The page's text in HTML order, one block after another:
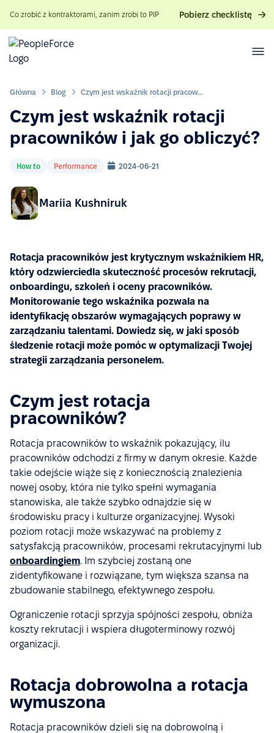
Co zrobić z kontraktorami, zanim zrobi to PIP Pobierz checklistę
Główna Blog Czym jest wskaźnik rotacji pracowników i jak go obliczyć?
Czym jest wskaźnik rotacji
pracowników i jak go obliczyć?
How to Performance 2024-06-21
Mariia Kushniruk
Rotacja pracowników jest krytycznym wskaźnikiem HR,
który odzwierciedla skuteczność procesów rekrutacji,
onboardingu, szkoleń i oceny pracowników.
Monitorowanie tego wskaźnika pozwala na
identyfikację obszarów wymagających poprawy w
zarządzaniu talentami. Dowiedz się, w jaki sposób
śledzenie rotacji może pomóc w optymalizacji Twojej
strategii zarządzania personelem.
Czym jest rotacja
pracowników?
Rotacja pracowników to wskaźnik pokazujący, ilu
pracowników odchodzi z firmy w danym okresie. Każde
takie odejście wiąże się z koniecznością znalezienia
nowej osoby, która nie tylko spełni wymagania
stanowiska, ale także szybko odnajdzie się w
środowisku pracy i kulturze organizacyjnej. Wysoki
poziom rotacji może wskazywać na problemy z
satysfakcją pracowników, procesami rekrutacyjnymi lub
onboardingiem. Im szybciej zostaną one
zidentyfikowane i rozwiązane, tym większa szansa na
zbudowanie stabilnego, efektywnego zespołu.
Ograniczenie rotacji sprzyja spójności zespołu, obniża
koszty rekrutacji i wspiera długoterminowy rozwój
organizacji.
Rotacja dobrowolna a rotacja
wymuszona
Rotacja pracowników dzieli się na dobrowolną i